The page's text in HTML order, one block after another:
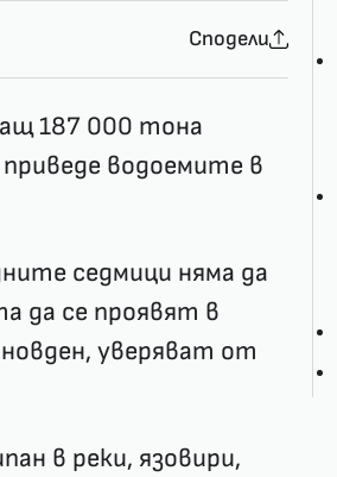
Сподели
187 000 тона
водоемите в
седмици няма да
да се проявят в
уверяват от
в реки, язовири,